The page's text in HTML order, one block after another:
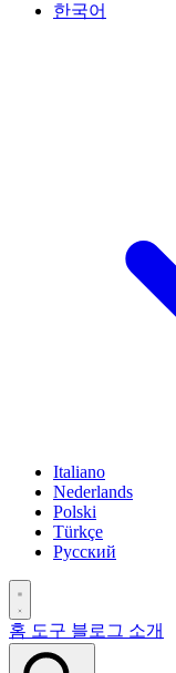
한국어
Italiano
Nederlands
Polski
Türkçe
Русский
홈 도구 블로그 소개